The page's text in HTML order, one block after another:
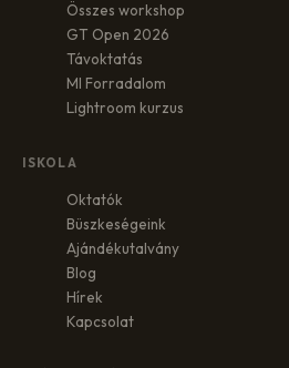
Összes workshop
GT Open 2026
Távoktatás
MI Forradalom
Lightroom kurzus
ISKOLA
Oktatók
Büszkeségeink
Ajándékutalvány
Blog
Hírek
Kapcsolat